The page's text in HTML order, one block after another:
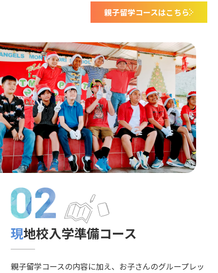
親子留学コースはこちら
現地校入学準備コース
親子留学コースの内容に加え、お子さんのグループレッ